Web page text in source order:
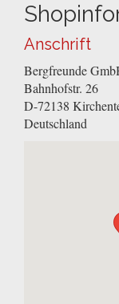
Anschrift
Bergfreunde
Bahnhofstr. 26
D-72138
Deutschland